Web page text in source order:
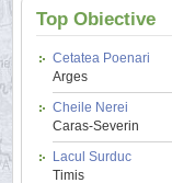
Top Obiective
Cetatea Poenari
Arges
Cheile Nerei
Caras-Severin
Lacul Surduc
Timis